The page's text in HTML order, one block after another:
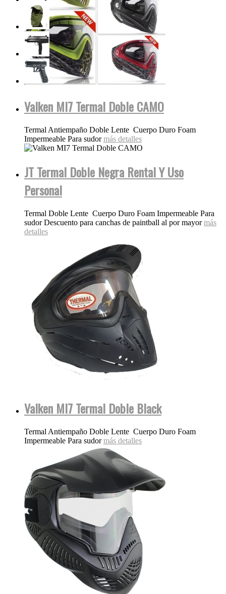
Valken MI7 Termal Doble CAMO
Termal Antiempaño Doble Lente Cuerpo Duro Foam
Impermeable Para sudormás detalles
JT Termal Doble Negra Rental Y Uso
Personal
Termal Doble Lente Cuerpo Duro Foam Impermeable Para
sudor Descuento para canchas de paintball al por mayormás
detalles
Valken MI7 Termal Doble Black
Termal Antiempaño Doble Lente Cuerpo Duro Foam
Impermeable Para sudormás detalles